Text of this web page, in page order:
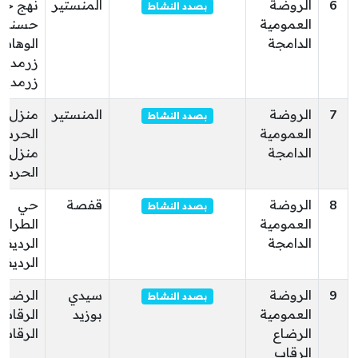
6
الروضة
العمومية
الدامجة
بصدد النشاط المنستير
نهج
حسني
الوهاب
7
الروضة
العمومية
الدامجة
بصدد النشاط المنستير
منزل
الحرب
منزل
الحرب
8
الروضة
العمومية
الدامجة
بصدد النشاط قفصة
حي
9
الروضة
العمومية
الرضاع
الرقاب
بصدد النشاط
سيدي
بوزيد
الرضاع
الرقاب
الرقاب